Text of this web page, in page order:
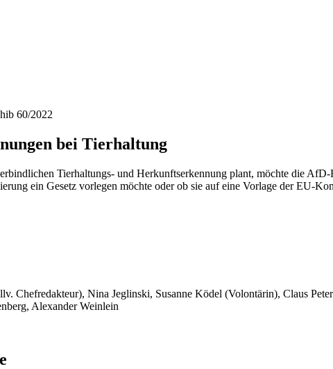
60/2022
bei Tierhaltung
Tierhaltungs- und Herkunftserkennung plant, möchte die
ein Gesetz vorlegen möchte oder ob sie auf eine Vorlage der EU-
Chefredakteur), Nina Jeglinski, Susanne Ködel (Volontärin), Claus
Alexander Weinlein